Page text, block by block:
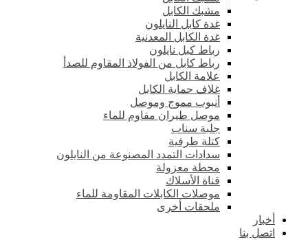
مشبك الكابل
غدة كابل النايلون
غدة الكابل المعدنية
رباط كبل نايلون
رباط كابل من الفولاذ المقاوم للصدأ
علامة الكابل
غلاف حماية الكابل
أنبوب مموج وموصل
موصل طيران مقاوم للماء
جلبة سناب
كتلة طرفية
سدادات التمدد المصنوعة من النايلون
محطة معزولة
قناة الأسلاك
موصلات الكابلات المقاومة للماء
ملحقات أخرى
أخبار
اتصل بنا